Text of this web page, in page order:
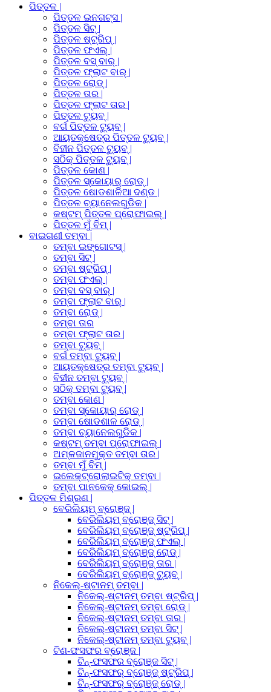
ପିତ୍ତଳ |
ପିତ୍ତଳ ଇନଗଟ୍ସ |
ପିତ୍ତଳ ସିଟ୍ |
ପିତ୍ତଳ ଷ୍ଟ୍ରିପ୍ |
ପିତ୍ତଳ ଫଏଲ୍ |
ପିତ୍ତଳ ବସ୍ ବାର୍ |
ପିତ୍ତଳ ଫ୍ଲାଟ ବାର୍ |
ପିତ୍ତଳ ରୋଡ୍ |
ପିତ୍ତଳ ତାର |
ପିତ୍ତଳ ଫ୍ଲାଟ ତାର |
ପିତ୍ତଳ ଟ୍ୟୁବ୍ |
ବର୍ଗ ପିତ୍ତଳ ଟ୍ୟୁବ୍ |
ଆୟତକ୍ଷେତ୍ର ପିତ୍ତଳ ଟ୍ୟୁବ୍ |
ବିହୀନ ପିତ୍ତଳ ଟ୍ୟୁବ୍ |
ସଠିକ୍ ପିତ୍ତଳ ଟ୍ୟୁବ୍ |
ପିତ୍ତଳ କୋଣ |
ପିତ୍ତଳ ସ୍କୋୟାର୍ ରୋଡ୍ |
ପିତ୍ତଳ ଷୋଡଶାଳିଆ ଦଣ୍ଡ |
ପିତ୍ତଳ ଚ୍ୟାନେଲଗୁଡିକ |
କଷ୍ଟମ୍ ପିତ୍ତଳ ପ୍ରୋଫାଇଲ୍ |
ପିତ୍ତଳ ମୁଁ ବିମ୍ |
ବାଇଗଣୀ ତମ୍ବା |
ତମ୍ବା ଇଙ୍ଗୋଟସ୍ |
ତମ୍ବା ସିଟ୍ |
ତମ୍ବା ଷ୍ଟ୍ରିପ୍ |
ତମ୍ବା ଫଏଲ୍ |
ତମ୍ବା ବସ୍ ବାର୍ |
ତମ୍ବା ଫ୍ଲାଟ ବାର୍ |
ତମ୍ବା ରୋଡ୍ |
ତମ୍ବା ତାର
ତମ୍ବା ଫ୍ଲାଟ ତାର |
ତମ୍ବା ଟ୍ୟୁବ୍ |
ବର୍ଗ ତମ୍ବା ଟ୍ୟୁବ୍ |
ଆୟତକ୍ଷେତ୍ର ତମ୍ବା ଟ୍ୟୁବ୍ |
ବିହୀନ ତମ୍ବା ଟ୍ୟୁବ୍ |
ସଠିକ୍ ତମ୍ବା ଟ୍ୟୁବ୍ |
ତମ୍ବା କୋଣ |
ତମ୍ବା ସ୍କୋୟାର୍ ରୋଡ୍ |
ତମ୍ବା ଷୋଡଶାଳ ରୋଡ୍ |
ତମ୍ବା ଚ୍ୟାନେଲଗୁଡିକ |
କଷ୍ଟମ୍ ତମ୍ବା ପ୍ରୋଫାଇଲ୍ |
ଅମ୍ଳଜାନମୁକ୍ତ ତମ୍ବା ତାର |
ତମ୍ବା ମୁଁ ବିମ୍ |
ଇଲେକ୍ଟ୍ରୋଲାଇଟିକ୍ ତମ୍ବା |
ତମ୍ବା ପାନକେକ୍ କୋଇଲ୍ |
ପିତ୍ତଳ ମିଶ୍ରଣ |
ବେରିଲିୟମ୍ ବ୍ରୋଞ୍ଜ୍ |
ବେରିଲିୟମ୍ ବ୍ରୋଞ୍ଜ୍ ସିଟ୍ |
ବେରିଲିୟମ୍ ବ୍ରୋଞ୍ଜ୍ ଷ୍ଟ୍ରିପ୍ |
ବେରିଲିୟମ୍ ବ୍ରୋଞ୍ଜ୍ ଫଏଲ୍ |
ବେରିଲିୟମ୍ ବ୍ରୋଞ୍ଜ୍ ରୋଡ୍ |
ବେରିଲିୟମ୍ ବ୍ରୋଞ୍ଜ୍ ତାର |
ବେରିଲିୟମ୍ ବ୍ରୋଞ୍ଜ୍ ଟ୍ୟୁବ୍ |
ନିକେଲ୍-ଷ୍ଟାନମ୍ ତମ୍ବା |
ନିକେଲ୍-ଷ୍ଟାନମ୍ ତମ୍ବା ଷ୍ଟ୍ରିପ୍ |
ନିକେଲ୍-ଷ୍ଟାନମ୍ ତମ୍ବା ରୋଡ୍ |
ନିକେଲ୍-ଷ୍ଟାନମ୍ ତମ୍ବା ତାର |
ନିକେଲ୍-ଷ୍ଟାନମ୍ ତମ୍ବା ସିଟ୍ |
ନିକେଲ୍-ଷ୍ଟାନମ୍ ତମ୍ବା ଟ୍ୟୁବ୍ |
ଟିଣ-ଫସଫର ବ୍ରୋଞ୍ଜ |
ଟିନ୍-ଫସଫର ବ୍ରୋଞ୍ଜ ସିଟ୍ |
ଟିନ୍-ଫସଫର୍ ବ୍ରୋଞ୍ଜ୍ ଷ୍ଟ୍ରିପ୍ |
ଟିନ୍-ଫସଫର୍ ବ୍ରୋଞ୍ଜ୍ ରୋଡ୍ |